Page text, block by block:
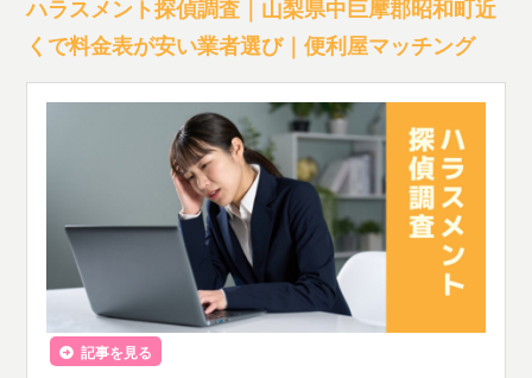
ハラスメント探偵調査｜山梨県中巨摩郡昭和町近
くで料金表が安い業者選び｜便利屋マッチング
記事を見る